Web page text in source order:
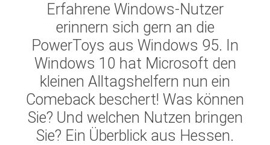
Erfahrene Windows-Nutzer
erinnern sich gern an die
PowerToys aus Windows 95. In
Windows 10 hat Microsoft den
kleinen Alltagshelfern nun ein
Comeback beschert! Was können
Sie? Und welchen Nutzen bringen
Sie? Ein Überblick aus Hessen.